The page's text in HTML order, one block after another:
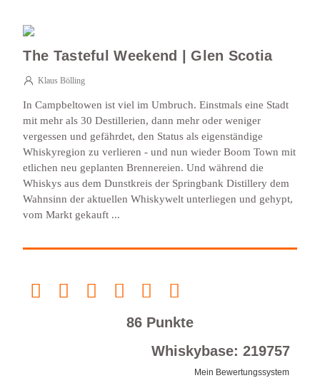
The Tasteful Weekend | Glen Scotia
Klaus Bölling
In Campbeltowen ist viel im Umbruch. Einstmals eine Stadt
mit mehr als 30 Destillerien, dann mehr oder weniger
vergessen und gefährdet, den Status als eigenständige
Whiskyregion zu verlieren - und nun wieder Boom Town mit
etlichen neu geplanten Brennereien. Und während die
Whiskys aus dem Dunstkreis der Springbank Distillery dem
Wahnsinn der aktuellen Whiskywelt unterliegen und gehypt,
vom Markt gekauft ...
86 Punkte
Whiskybase: 219757
Mein Bewertungssystem